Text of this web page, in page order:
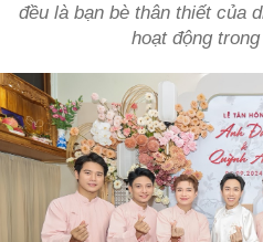
đều là bạn bè thân thiết của
hoạt động